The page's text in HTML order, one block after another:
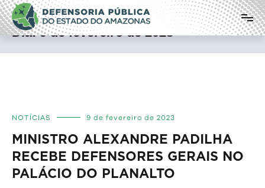
Pular
para
o
conteúdo
Defensoria Pública do Estado do
Amazonas
Dia:9 de fevereiro de 2023
NOTÍCIAS 9 de fevereiro de 2023
MINISTRO ALEXANDRE PADILHA
RECEBE DEFENSORES GERAIS NO
PALÁCIO DO PLANALTO